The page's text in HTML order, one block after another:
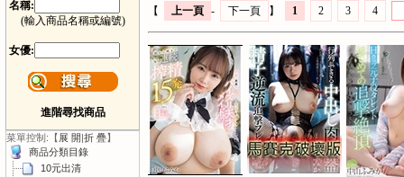
名稱:
(輸入商品名稱或編號)
女優:
進階尋找商品
菜單控制:【展 開|折 疊】
商品分類目錄
10元出清
【 上一頁 - 下一頁 】 1 2 3 4